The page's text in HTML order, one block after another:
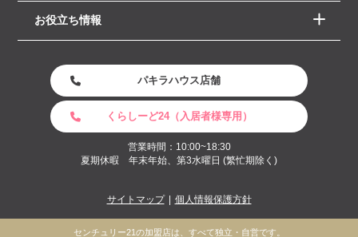
お役立ち情報
パキラハウス店舗
くらしーど24（入居者様専用）
営業時間：10:00~18:30
夏期休暇 年末年始、第3水曜日 (繁忙期除く)
サイトマップ 個人情報保護方針
センチュリー21の加盟店は、すべて独立・自営です。